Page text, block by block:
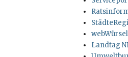
Landtag